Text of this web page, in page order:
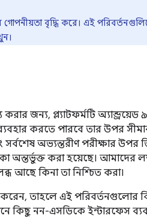
গোপনীয়তা বৃদ্ধি করে। এই
করার জন্য, প্ল্যাটফর্মটি
করতে পারবে তার উপর
অভ্যন্তরীণ পরীক্ষার উপর
অন্তর্ভুক্ত করা হয়েছে।
আছে কিনা তা নিশ্চিত করা।
করেন, তাহলে এই
কিছু নন-এসডিকে ইন্টারফেস